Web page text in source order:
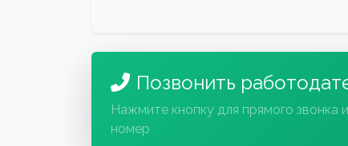
Позвонить
Нажмите кнопку для прямого звонка
номер